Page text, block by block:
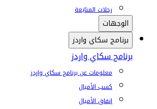
رحلات المتابعة
الوجهات
برنامج سكاي واردز
برنامج سكاي واردز
معلومات عن برنامج سكاي واردز
كسب الأميال
إنفاق الأميال